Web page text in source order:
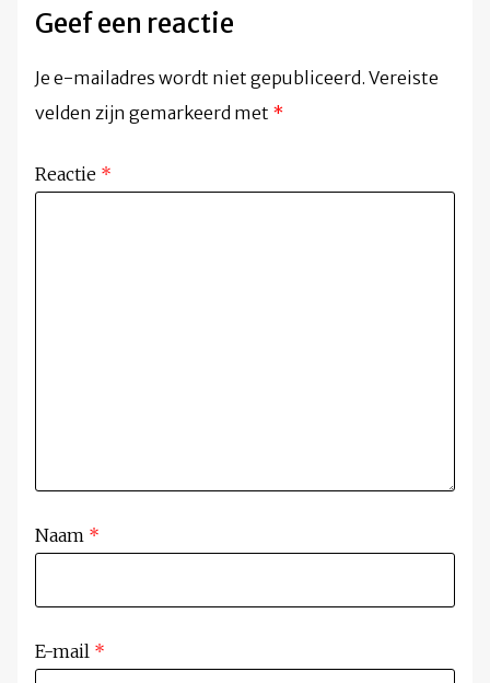
Geef een reactie
Je e-mailadres wordt niet gepubliceerd. Vereiste
velden zijn gemarkeerd met *
Reactie *
Naam *
E-mail *